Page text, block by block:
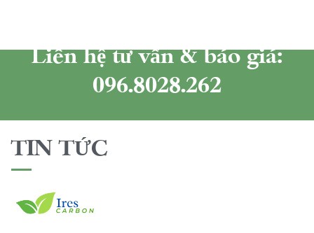
Liên hệ tư vấn & báo giá:
096.8028.262
TIN TỨC